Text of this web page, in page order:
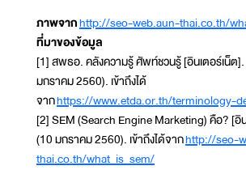
ภาพจากhttp://seo-web.aun-thai.co.th/
ที่มาของข้อมูล
[1] สพธอ. คลังความรู้ ศัพท์ชวนรู้ [อินเตอร์เน็ต
มกราคม 2560). เข้าถึงได้
จากhttps://www.etda.or.th/terminology-
[2] SEM (Search Engine Marketing) คือ? [อิ
(10 มกราคม 2560). เข้าถึงได้จากhttp://seo-
thai.co.th/what_is_sem/